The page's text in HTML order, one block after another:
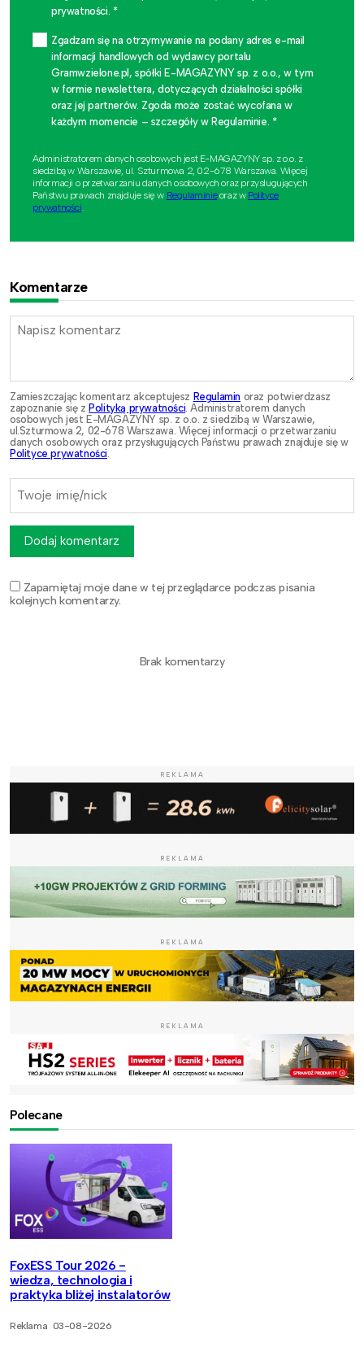
prywatności. *
Zgadzam się na otrzymywanie na podany adres e-mail
informacji handlowych od wydawcy portalu
Gramwzielone.pl, spółki E-MAGAZYNY sp. z o.o., w tym
w formie newslettera, dotyczących działalności spółki
oraz jej partnerów. Zgoda może zostać wycofana w
każdym momencie – szczegóły w Regulaminie. *
Administratorem danych osobowych jest E-MAGAZYNY sp. z o.o. z
siedzibą w Warszawie, ul. Szturmowa 2, 02-678 Warszawa. Więcej
informacji o przetwarzaniu danych osobowych oraz przysługujących
Państwu prawach znajduje się w Regulaminieoraz w Polityce
prywatności.
Komentarze
Zamieszczając komentarz akceptujesz Regulamin oraz potwierdzasz
zapoznanie się zPolityką prywatności . Administratorem danych
osobowych jest E-MAGAZYNY sp. z o.o. z siedzibą w Warszawie,
ul.Szturmowa 2, 02-678 Warszawa. Więcej informacji o przetwarzaniu
danych osobowych oraz przysługujących Państwu prawach znajduje się w
Polityce prywatności
Zapamiętaj moje dane w tej przeglądarce podczas pisania
kolejnych komentarzy.
Dodaj komentarz
Brak komentarzy
REKLAMA
REKLAMA
REKLAMA
REKLAMA
Polecane
FoxESS Tour 2026 -
wiedza, technologia i
praktyka bliżej instalatorów
Reklama 03-08-2026